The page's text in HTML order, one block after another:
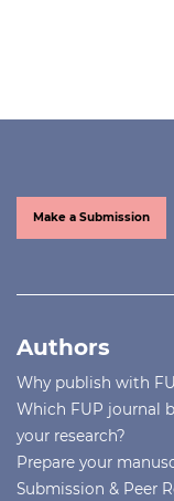
Make a Submission
Authors
Why publish with
Which FUP journal
your research?
Prepare your
Submission & Peer